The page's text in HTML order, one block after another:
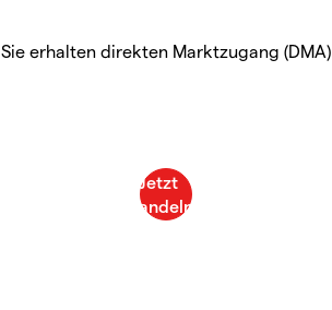
Sie erhalten direkten Marktzugang (DMA)